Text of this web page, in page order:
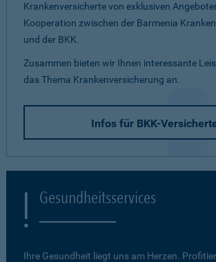
Krankenversicherte von exklusiven
Kooperation zwischen der Barmenia
und der BKK.
Zusammen bieten wir Ihnen interessante
das Thema Krankenversicherung an.
Infos für BKK-
Gesundheitsservices
Ihre Gesundheit liegt uns am Herzen.